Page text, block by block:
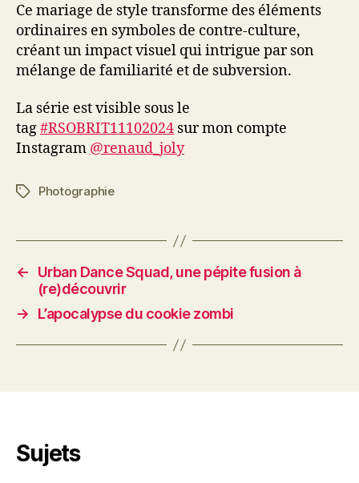
Ce mariage de style transforme des éléments
ordinaires en symboles de contre-culture,
créant un impact visuel qui intrigue par son
mélange de familiarité et de subversion.
La série est visible sous le
tag#RSOBRIT11102024 sur mon compte
Instagram @renaud_joly
Étiquettes
Photographie
←
Urban Dance Squad, une pépite fusion à
(re)découvrir
→
L’apocalypse du cookie zombi
Sujets